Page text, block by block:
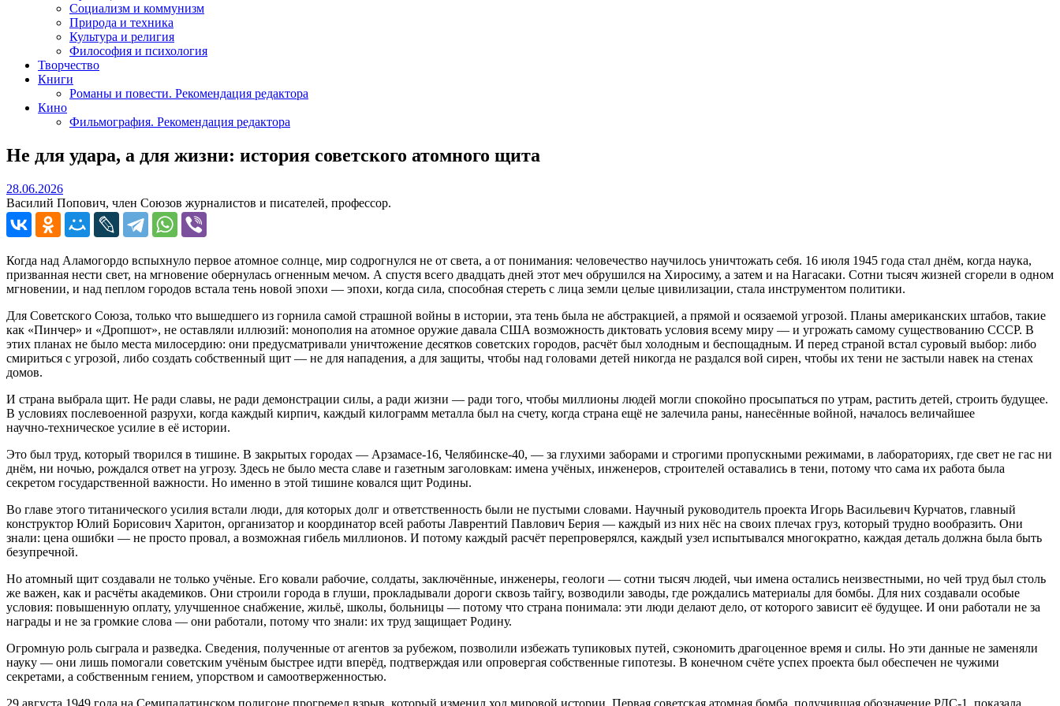
Социализм и коммунизм
Природа и техника
Культура и религия
Философия и психология
Творчество
Книги
Романы и повести. Рекомендация редактора
Кино
Фильмография. Рекомендация редактора
Не для удара, а для жизни: история советского атомного щита
28.06.202628.06.2026
Василий Попович, член Союзов журналистов и писателей, профессор.
Когда над Аламогордо вспыхнуло первое атомное солнце, мир содрогнулся не от света, а от понимания: человечество научилось уничтожать себя. 16 июля 1945 года стал днём, когда наука,
призванная нести свет, на мгновение обернулась огненным мечом. А спустя всего двадцать дней этот меч обрушился на Хиросиму, а затем и на Нагасаки. Сотни тысяч жизней сгорели в одном
мгновении, и над пеплом городов встала тень новой эпохи — эпохи, когда сила, способная стереть с лица земли целые цивилизации, стала инструментом политики.
Для Советского Союза, только что вышедшего из горнила самой страшной войны в истории, эта тень была не абстракцией, а прямой и осязаемой угрозой. Планы американских штабов, такие
как «Пинчер» и «Дропшот», не оставляли иллюзий: монополия на атомное оружие давала США возможность диктовать условия всему миру — и угрожать самому существованию СССР. В
этих планах не было места милосердию: они предусматривали уничтожение десятков советских городов, расчёт был холодным и беспощадным. И перед страной встал суровый выбор: либо
смириться с угрозой, либо создать собственный щит — не для нападения, а для защиты, чтобы над головами детей никогда не раздался вой сирен, чтобы их тени не застыли навек на стенах
домов.
И страна выбрала щит. Не ради славы, не ради демонстрации силы, а ради жизни — ради того, чтобы миллионы людей могли спокойно просыпаться по утрам, растить детей, строить будущее.
В условиях послевоенной разрухи, когда каждый кирпич, каждый килограмм металла был на счету, когда страна ещё не залечила раны, нанесённые войной, началось величайшее
научно‑техническое усилие в её истории.
Это был труд, который творился в тишине. В закрытых городах — Арзамасе‑16, Челябинске‑40, — за глухими заборами и строгими пропускными режимами, в лабораториях, где свет не гас ни
днём, ни ночью, рождался ответ на угрозу. Здесь не было места славе и газетным заголовкам: имена учёных, инженеров, строителей оставались в тени, потому что сама их работа была
секретом государственной важности. Но именно в этой тишине ковался щит Родины.
Во главе этого титанического усилия встали люди, для которых долг и ответственность были не пустыми словами. Научный руководитель проекта Игорь Васильевич Курчатов, главный
конструктор Юлий Борисович Харитон, организатор и координатор всей работы Лаврентий Павлович Берия — каждый из них нёс на своих плечах груз, который трудно вообразить. Они
знали: цена ошибки — не просто провал, а возможная гибель миллионов. И потому каждый расчёт перепроверялся, каждый узел испытывался многократно, каждая деталь должна была быть
безупречной.
Но атомный щит создавали не только учёные. Его ковали рабочие, солдаты, заключённые, инженеры, геологи — сотни тысяч людей, чьи имена остались неизвестными, но чей труд был столь
же важен, как и расчёты академиков. Они строили города в глуши, прокладывали дороги сквозь тайгу, возводили заводы, где рождались материалы для бомбы. Для них создавали особые
условия: повышенную оплату, улучшенное снабжение, жильё, школы, больницы — потому что страна понимала: эти люди делают дело, от которого зависит её будущее. И они работали не за
награды и не за громкие слова — они работали, потому что знали: их труд защищает Родину.
Огромную роль сыграла и разведка. Сведения, полученные от агентов за рубежом, позволили избежать тупиковых путей, сэкономить драгоценное время и силы. Но эти данные не заменяли
науку — они лишь помогали советским учёным быстрее идти вперёд, подтверждая или опровергая собственные гипотезы. В конечном счёте успех проекта был обеспечен не чужими
секретами, а собственным гением, упорством и самоотверженностью.
29 августа 1949 года на Семипалатинском полигоне прогремел взрыв, который изменил ход мировой истории. Первая советская атомная бомба, получившая обозначение РДС‑1, показала